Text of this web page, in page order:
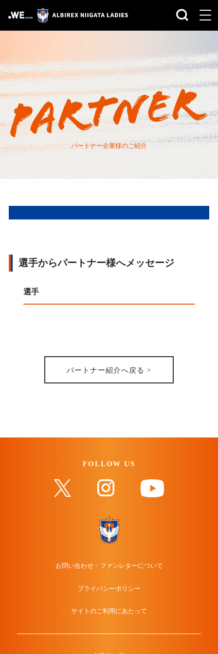
パートナー企業様のご紹介
選手からパートナー様へメッセージ
選手
パートナー紹介へ戻る >
FOLLOW US
お問い合わせ・ファンレターについて
プライバシーポリシー
サイトのご利用にあたって